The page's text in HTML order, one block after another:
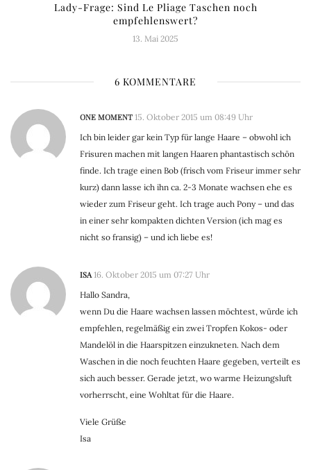
Lady-Frage: Sind Le Pliage Taschen noch
empfehlenswert?
13. Mai 2025
6 KOMMENTARE
ONE MOMENT 15. Oktober 2015 um 08:49 Uhr
Ich bin leider gar kein Typ für lange Haare – obwohl ich
Frisuren machen mit langen Haaren phantastisch schön
finde. Ich trage einen Bob (frisch vom Friseur immer sehr
kurz) dann lasse ich ihn ca. 2-3 Monate wachsen ehe es
wieder zum Friseur geht. Ich trage auch Pony – und das
in einer sehr kompakten dichten Version (ich mag es
nicht so fransig) – und ich liebe es!
ISA 16. Oktober 2015 um 07:27 Uhr
Hallo Sandra,
wenn Du die Haare wachsen lassen möchtest, würde ich
empfehlen, regelmäßig ein zwei Tropfen Kokos- oder
Mandelöl in die Haarspitzen einzukneten. Nach dem
Waschen in die noch feuchten Haare gegeben, verteilt es
sich auch besser. Gerade jetzt, wo warme Heizungsluft
vorherrscht, eine Wohltat für die Haare.
Viele Grüße
Isa